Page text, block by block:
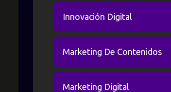
Innovación Digital
Marketing De Contenidos
Marketing Digital